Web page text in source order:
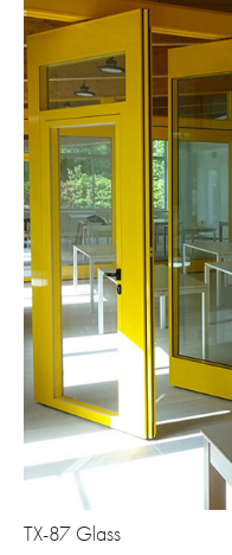
TX-87 Glass